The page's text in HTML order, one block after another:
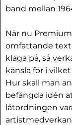
band mellan
När nu
omfattande
klaga på, så
känsla för i
Hur skall man
befängda idén
låtordningen